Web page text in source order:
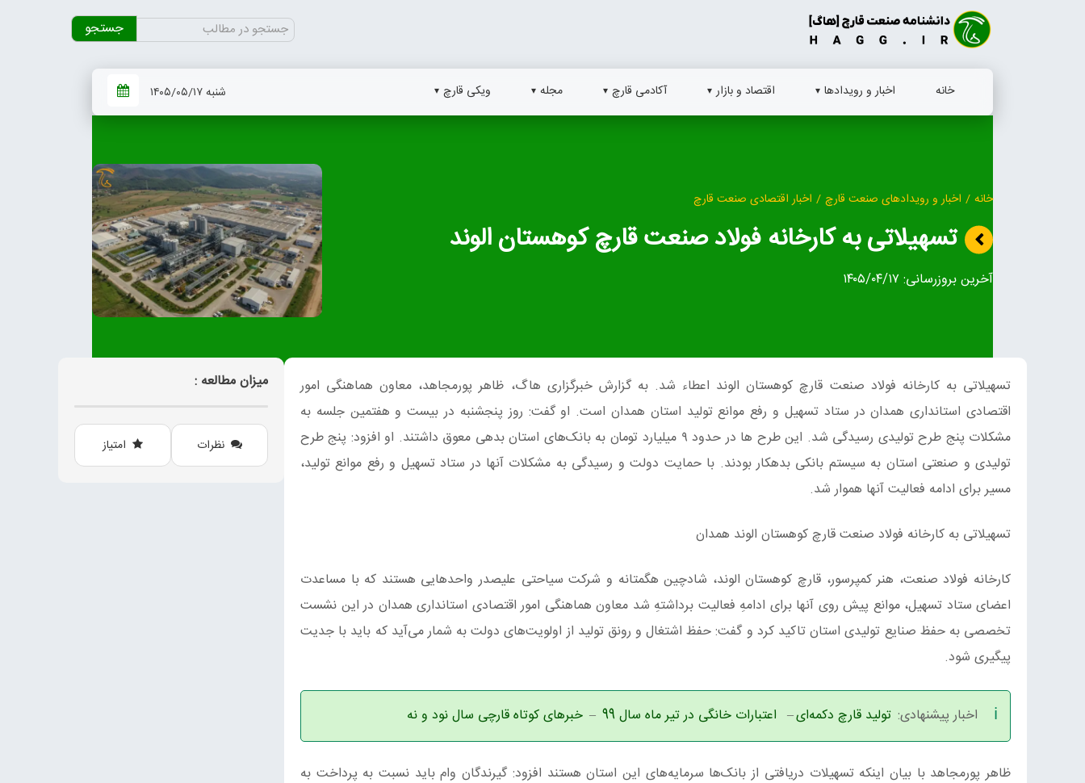
جستجو
برای:
خانه اخبار و رویدادها اقتصاد و بازار آکادمی قارچ مجله ویکی قارچ شنبه ۱۴۰۵/۰۵/۱۷
خانه / اخبار و رویدادهای صنعت قارچ / اخبار اقتصادی صنعت قارچ
تسهیلاتی به کارخانه فولاد صنعت قارچ کوهستان الوند
آخرین بروزرسانی: ۱۴۰۵/۰۴/۱۷
تسهیلاتی به کارخانه فولاد صنعت قارچ کوهستان الوند اعطاء شد. به گزارش خبرگزاری هاگ، ظاهر پورمجاهد، معاون هماهنگی امور
اقتصادی استانداری همدان در ستاد تسهیل و رفع موانع تولید استان همدان است. او گفت: روز پنجشنبه در بیست و هفتمین جلسه به
مشکلات پنج طرح تولیدی رسیدگی شد. این طرح ها در حدود ۹ میلیارد تومان به بانک‌های استان بدهی معوق داشتند. او افزود: پنج طرح
تولیدی و صنعتی استان به سیستم بانکی بدهکار بودند. با حمایت دولت و رسیدگی به مشکلات آنها در ستاد تسهیل و رفع موانع تولید،
مسیر برای ادامه فعالیت آنها هموار شد.
تسهیلاتی به کارخانه فولاد صنعت قارچ کوهستان الوند همدان
کارخانه فولاد صنعت، هنر کمپرسور، قارچ کوهستان الوند، شادچین هگمتانه و شرکت سیاحتی علیصدر واحدهایی هستند که با مساعدت
اعضای ستاد تسهیل، موانع پیش روی آنها برای ادامهِ فعالیت برداشتهِ شد معاون هماهنگی امور اقتصادی استانداری همدان در این نشست
تخصصی به حفظ صنایع تولیدی استان تاکید کرد و گفت: حفظ اشتغال و رونق تولید از اولویت‌های دولت به شمار می‌آید که باید با جدیت
پیگیری شود.
اخبار پیشنهادی: تولید قارچ دکمه‌ای– اعتبارات خانگی در تیر ماه سال 99 – خبرهای کوتاه قارچی سال نود و نه
ظاهر پورمجاهد با بیان اینکه تسهیلات دریافتی از بانک‌ها سرمایه‌های این استان هستند افزود: گیرندگان وام باید نسبت به پرداخت به
میزان مطالعه :
نظرات امتیاز